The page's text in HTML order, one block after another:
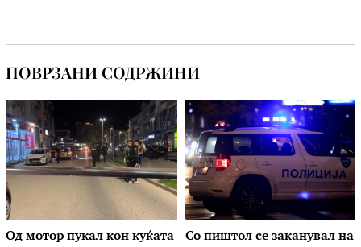
ПОВРЗАНИ СОДРЖИНИ
Од мотор пукал кон куќата
Со пиштол се заканувал на